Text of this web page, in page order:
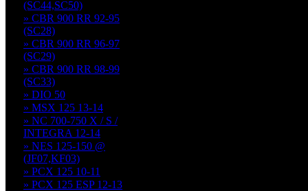
(SC44,SC50)
» CBR 900 RR 92-95
(SC28)
» CBR 900 RR 96-97
(SC29)
» CBR 900 RR 98-99
(SC33)
» DIO 50
» MSX 125 13-14
» NC 700-750 X / S /
INTEGRA 12-14
» NES 125-150 @
(JF07,KF03)
» PCX 125 10-11
» PCX 125 ESP 12-13